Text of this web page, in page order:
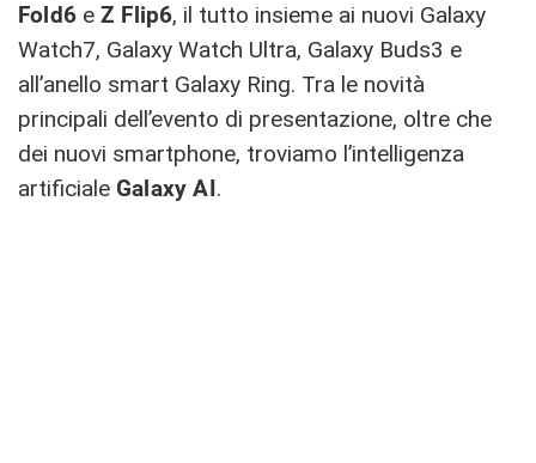
Fold6 e Z Flip6, il tutto insieme ai nuovi Galaxy
Watch7, Galaxy Watch Ultra, Galaxy Buds3 e
all’anello smart Galaxy Ring. Tra le novità
principali dell’evento di presentazione, oltre che
dei nuovi smartphone, troviamo l’intelligenza
artificiale Galaxy AI.